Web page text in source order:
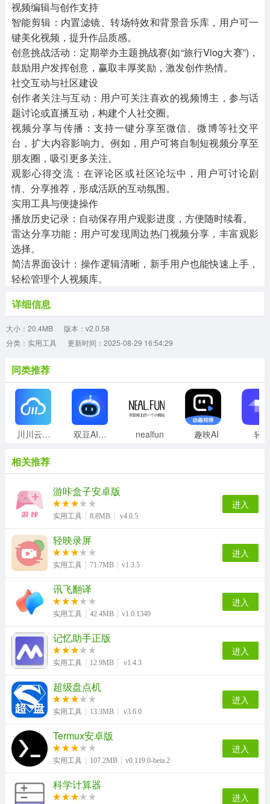
视频编辑与创作支持
智能剪辑：内置滤镜、转场特效和背景音乐库，用户可一
键美化视频，提升作品质感。
创意挑战活动：定期举办主题挑战赛(如“旅行Vlog大赛”)，
鼓励用户发挥创意，赢取丰厚奖励，激发创作热情。
社交互动与社区建设
创作者关注与互动：用户可关注喜欢的视频博主，参与话
题讨论或直播互动，构建个人社交圈。
视频分享与传播：支持一键分享至微信、微博等社交平
台，扩大内容影响力。例如，用户可将自制短视频分享至
朋友圈，吸引更多关注。
观影心得交流：在评论区或社区论坛中，用户可讨论剧
情、分享推荐，形成活跃的互动氛围。
实用工具与便捷操作
播放历史记录：自动保存用户观影进度，方便随时续看。
雷达分享功能：用户可发现周边热门视频分享，丰富观影
选择。
简洁界面设计：操作逻辑清晰，新手用户也能快速上手，
轻松管理个人视频库。
详细信息
大小：20.4MB
版本：v2.0.58
分类：实用工具
更新时间：2025-08-29 16:54:29
同类推荐
川川云手机正版 双豆AI助手 nealfun 趣映AI 轻
相关推荐
游咔盒子安卓版
实用工具 8.8MB v4.0.5
进入
轻映录屏
实用工具 71.7MB v1.3.5
进入
讯飞翻译
实用工具 42.4MB v1.0.1349
进入
记忆助手正版
实用工具 12.9MB v1.4.3
进入
超级盘点机
实用工具 13.3MB v3.6.0
进入
Termux安卓版
实用工具 107.2MB v0.119.0-beta.2
进入
科学计算器
进入